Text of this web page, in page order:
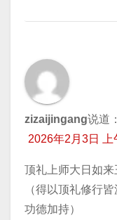
zizaijingang说道：
2026年2月3日 上
顶礼上师大日如来
（得以顶礼修行
功德加持）